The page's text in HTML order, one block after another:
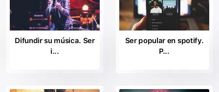
Arista Nashville
Calle de la Playa de Registros;
Difundir su música. Ser
i...
Ser popular en spotify.
P...